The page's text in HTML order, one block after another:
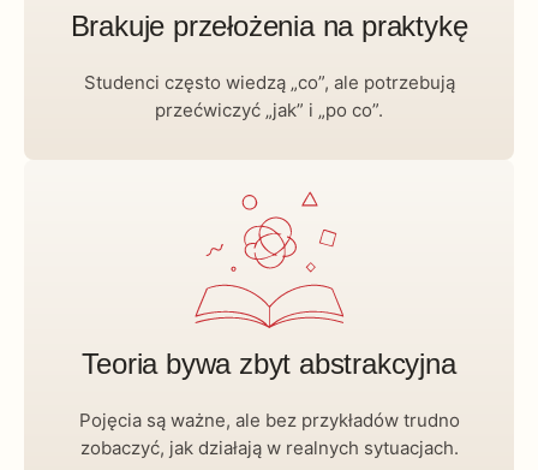
Brakuje przełożenia na praktykę
Studenci często wiedzą „co”, ale potrzebują
przećwiczyć „jak” i „po co”.
Teoria bywa zbyt abstrakcyjna
Pojęcia są ważne, ale bez przykładów trudno
zobaczyć, jak działają w realnych sytuacjach.